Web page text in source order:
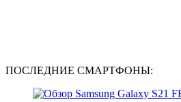
ПОСЛЕДНИЕ СМАРТФОНЫ: